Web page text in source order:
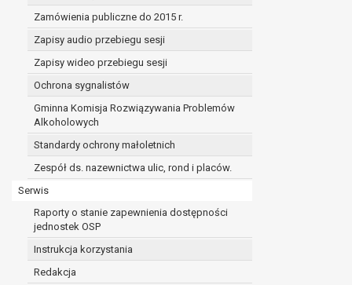
Zamówienia publiczne do 2015 r.
Zapisy audio przebiegu sesji
Zapisy wideo przebiegu sesji
Ochrona sygnalistów
Gminna Komisja Rozwiązywania Problemów
Alkoholowych
Standardy ochrony małoletnich
Zespół ds. nazewnictwa ulic, rond i placów.
Serwis
Raporty o stanie zapewnienia dostępności
jednostek OSP
Instrukcja korzystania
Redakcja